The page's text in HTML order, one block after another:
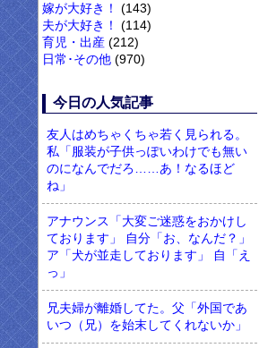
嫁が大好き！
(143)
夫が大好き！
(114)
育児・出産 (212)
日常･その他 (970)
今日の人気記事
友人はめちゃくちゃ若く見られる。
私「服装が子供っぽいわけでも無い
のになんでだろ……あ！なるほど
ね」
アナウンス「大変ご迷惑をおかけし
ております」 自分「お、なんだ？」
ア「犬が並走しております」 自「え
っ」
兄夫婦が離婚してた。父「外国であ
いつ（兄）を始末してくれないか」